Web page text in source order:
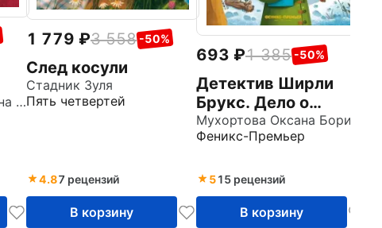
Шелеметьева Екатерина Алексеевна
1 779 3 558 -50%
След косули
Стадник Зуля
Пять четвертей
4.87 рецензий
В корзину
693 1 385 -50%
Детектив Ширли
Брукс. Дело о
пропавшем носе
Феникс-Премьер
515 рецензий
В корзину